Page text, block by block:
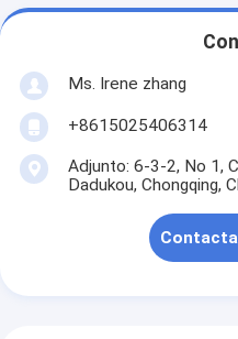
Ms. Irene zhang
+8615025406314
Adjunto: 6-3-2, No 1,
Dadukou, Chongqing,